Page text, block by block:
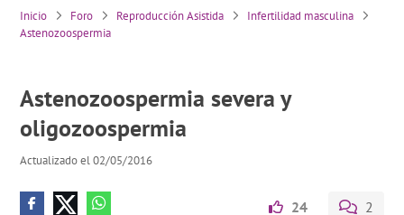
Inicio Foro Reproducción Asistida
Infertilidad masculina
Astenozoospermia
Astenozoospermia severa y
oligozoospermia
Actualizado el 02/05/2016
24 2